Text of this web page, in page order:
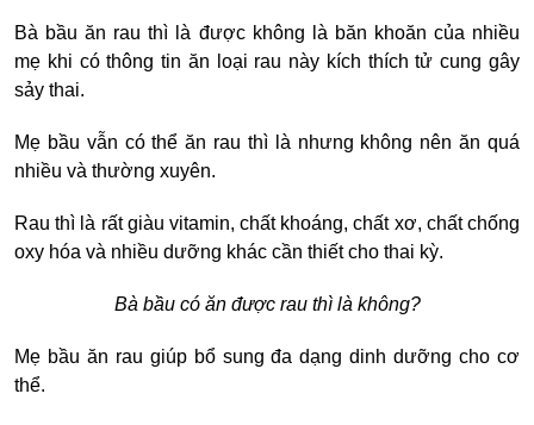
Bà bầu ăn rau thì là được không là băn khoăn của nhiều
mẹ khi có thông tin ăn loại rau này kích thích tử cung gây
sảy thai.
Mẹ bầu vẫn có thể ăn rau thì là nhưng không nên ăn quá
nhiều và thường xuyên.
Rau thì là rất giàu vitamin, chất khoáng, chất xơ, chất chống
oxy hóa và nhiều dưỡng khác cần thiết cho thai kỳ.
Bà bầu có ăn được rau thì là không?
Mẹ bầu ăn rau giúp bổ sung đa dạng dinh dưỡng cho cơ
thể.